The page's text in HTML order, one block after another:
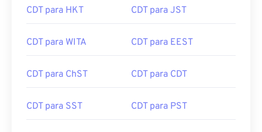
CDT para HKT CDT para JST
CDT para WITA CDT para EEST
CDT para ChST CDT para CDT
CDT para SST CDT para PST